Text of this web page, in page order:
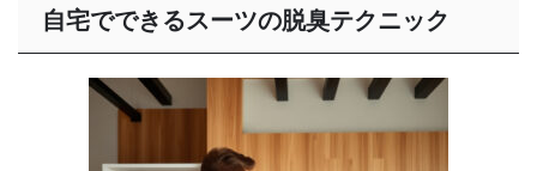
自宅でできるスーツの脱臭テクニック